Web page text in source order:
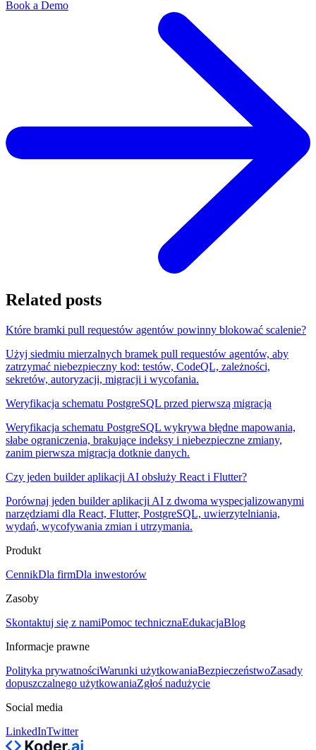
Book a Demo
Related posts
Które bramki pull requestów agentów powinny blokować scalenie?
Użyj siedmiu mierzalnych bramek pull requestów agentów, aby
zatrzymać niebezpieczny kod: testów, CodeQL, zależności,
sekretów, autoryzacji, migracji i wycofania.
Weryfikacja schematu PostgreSQL przed pierwszą migracją
Weryfikacja schematu PostgreSQL wykrywa błędne mapowania,
słabe ograniczenia, brakujące indeksy i niebezpieczne zmiany,
zanim pierwsza migracja dotknie danych.
Czy jeden builder aplikacji AI obsłuży React i Flutter?
Porównaj jeden builder aplikacji AI z dwoma wyspecjalizowanymi
narzędziami dla React, Flutter, PostgreSQL, uwierzytelniania,
wydań, wycofywania zmian i utrzymania.
Produkt
CennikDla firmDla inwestorów
Zasoby
Skontaktuj się z namiPomoc technicznaEdukacjaBlog
Informacje prawne
Polityka prywatnościWarunki użytkowaniaBezpieczeństwoZasady
dopuszczalnego użytkowaniaZgłoś nadużycie
Social media
LinkedInTwitter